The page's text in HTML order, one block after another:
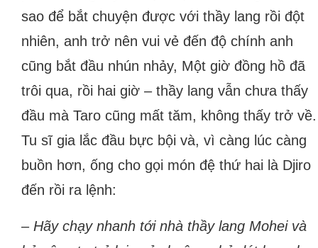
sao để bắt chuyện được với thầy lang rồi đột
nhiên, anh trở nên vui vẻ đến độ chính anh
cũng bắt đầu nhún nhảy, Một giờ đồng hồ đã
trôi qua, rồi hai giờ – thầy lang vẫn chưa thấy
đầu mà Taro cũng mất tăm, không thấy trở về.
Tu sĩ gia lắc đầu bực bội và, vì càng lúc càng
buồn hơn, ống cho gọi món đệ thứ hai là Djiro
đến rồi ra lệnh:
– Hãy chạy nhanh tới nhà thầy lang Mohei và